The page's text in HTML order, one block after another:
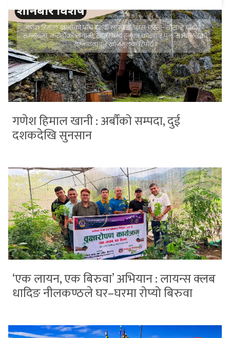
गणेश हिमाल खानी : अर्बौंको सम्पदा, दुई
दशकदेखि सुनसान
‘एक लायन, एक बिरुवा’ अभियान : लायन्स क्लब
धादिङ नीलकण्ठले घर–घरमा रोप्यो बिरुवा